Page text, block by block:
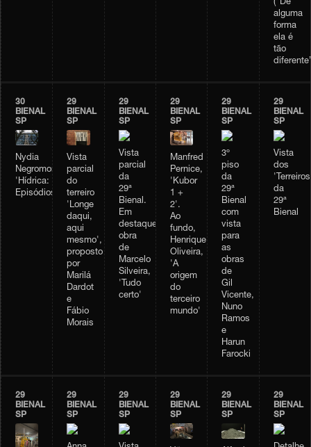
(”De
alguma
forma
ela é
tão
30
BIENAL
SP
Nydia
Negromonte,
'Hídrica:
Episódios'
29
BIENAL
SP
Vista
parcial
do
terreiro
'Longe
daqui,
aqui
mesmo',
proposto
por
Marilá
Dardot
e
Fábio
Morais
29
BIENAL
SP
Vista
parcial
da
29ª
Bienal.
Em
destaque,
obra
de
Marcelo
Silveira,
'Tudo
certo'
29
BIENAL
SP
Manfred
Pernice,
'Kubor
1 +
2'.
Ao
fundo,
Henrique
Oliveira,
'A
origem
do
terceiro
mundo'
29
BIENAL
SP
3º
piso
da
29ª
Bienal
com
vista
para
as
obras
de
Gil
Vicente,
Nuno
Ramos
e
Harun
Farocki
29
BIENAL
SP
Vista
dos
da
29ª
Bienal
29
BIENAL
SP
29
BIENAL
SP
29
BIENAL
SP
29
BIENAL
SP
29
BIENAL
SP
29
BIENAL
SP